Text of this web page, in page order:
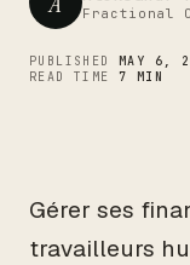
Fractional
PUBLISHED MAY 6,
READ TIME 7 MIN
Gérer ses
travailleurs